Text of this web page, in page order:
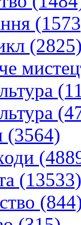
(3564)
(13533)